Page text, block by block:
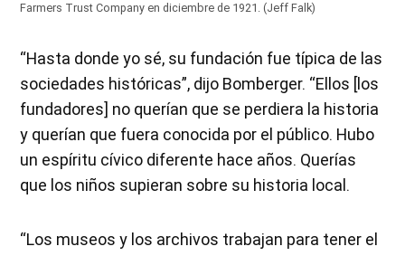
Farmers Trust Company en diciembre de 1921. (Jeff Falk)
“Hasta donde yo sé, su fundación fue típica de las
sociedades históricas”, dijo Bomberger. “Ellos [los
fundadores] no querían que se perdiera la historia
y querían que fuera conocida por el público. Hubo
un espíritu cívico diferente hace años. Querías
que los niños supieran sobre su historia local.
“Los museos y los archivos trabajan para tener el